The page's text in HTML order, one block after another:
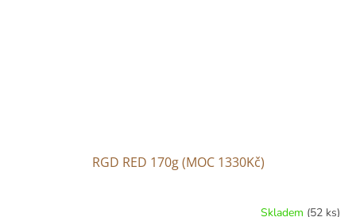
RGD RED 170g (MOC 1330Kč)
Skladem (52 ks)